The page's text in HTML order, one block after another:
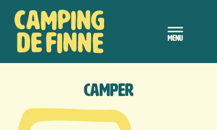
naar
de
hoofd
Camping de Finne
Header
camper